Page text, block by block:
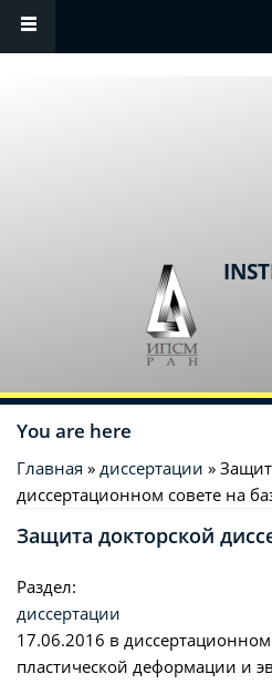
Skip to main content
You are here
Главная » диссертации »
диссертационном совете на
Защита докторской
Раздел:
диссертации
17.06.2016 в
пластической деформации и